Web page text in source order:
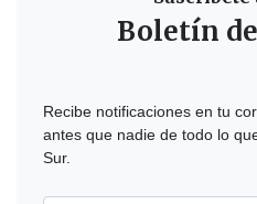
Boletín
Recibe notificaciones en tu
antes que nadie de todo lo
Sur.